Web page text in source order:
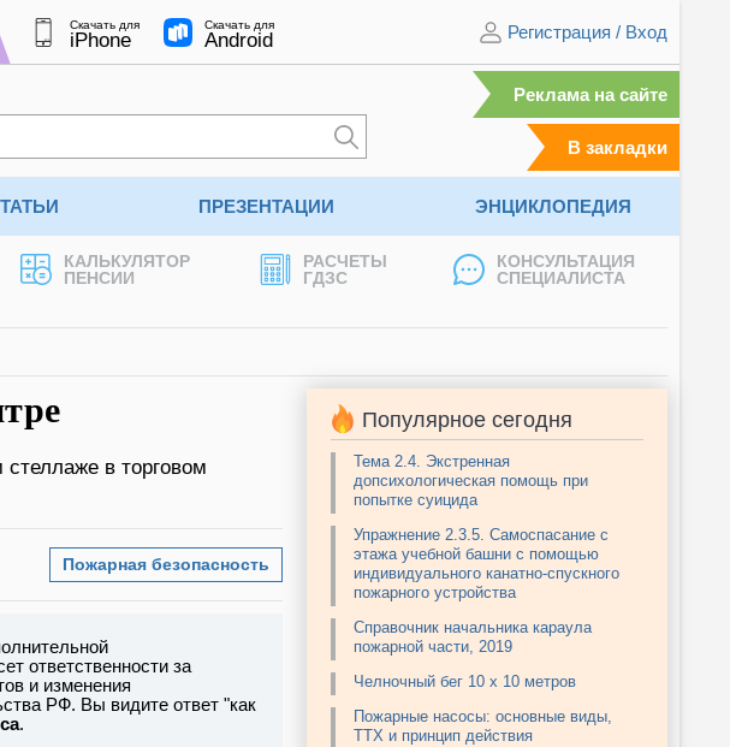
Скачать для
iPhone
Скачать для
Android Регистрация / Вход
Реклама на сайте
В закладки
ПРЕЗЕНТАЦИИ ЭНЦИКЛОПЕДИЯ
КАЛЬКУЛЯТОР
ПЕНСИИ
РАСЧЕТЫ
ГДЗС
КОНСУЛЬТАЦИЯ
СПЕЦИАЛИСТА
в торговом
Пожарная безопасность
ответственности за
и изменения
РФ. Вы видите ответ "как
.
Популярное сегодня
Тема 2.4. Экстренная
допсихологическая помощь при
попытке суицида
Упражнение 2.3.5. Самоспасание с
этажа учебной башни с помощью
индивидуального канатно-спускного
пожарного устройства
Справочник начальника караула
пожарной части, 2019
Челночный бег 10 х 10 метров
Пожарные насосы: основные виды,
ТТХ и принцип действия